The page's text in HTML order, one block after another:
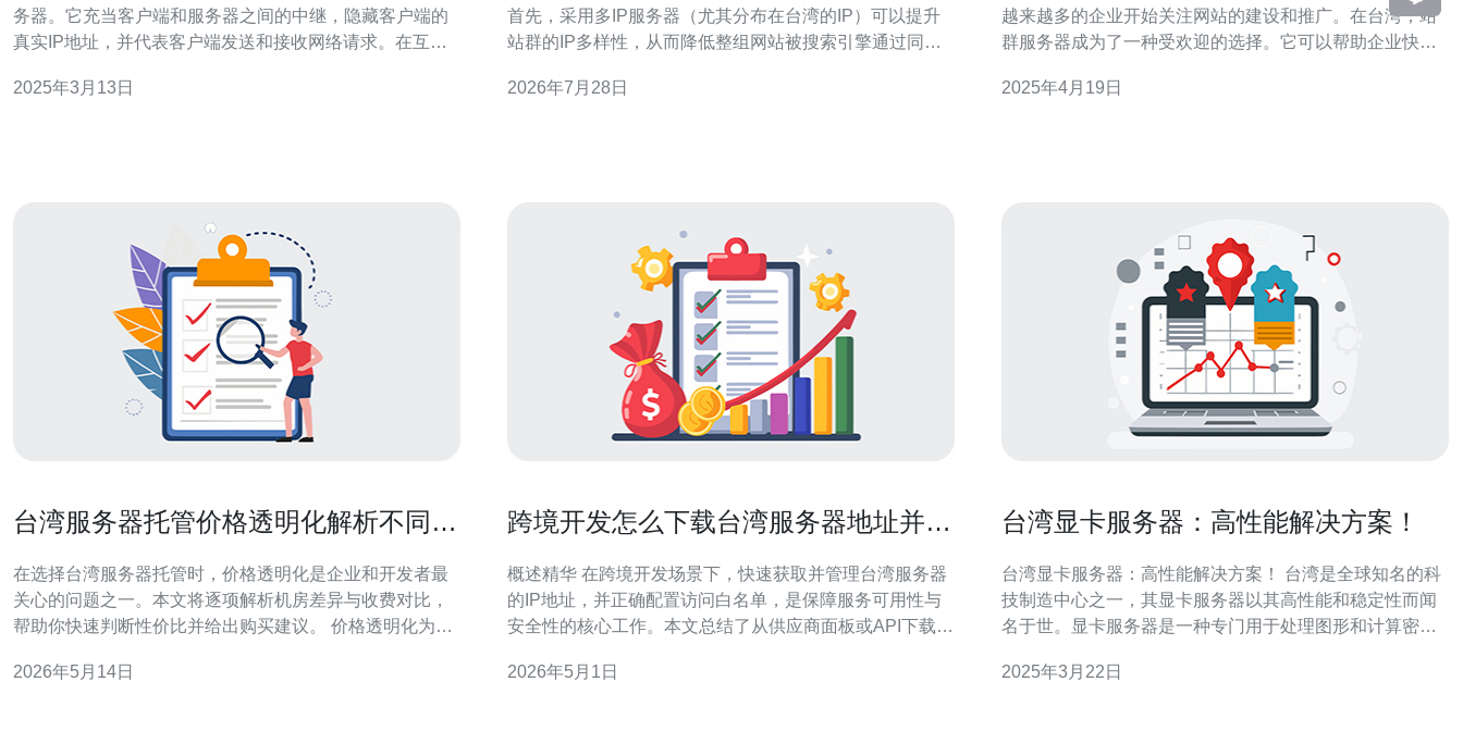
务器。它充当客户端和服务器之间的中继，隐藏客户端的
真实IP地址，并代表客户端发送和接收网络请求。在互联
隐私和绕过地理限制。 台湾代理服务器在市场上备受欢
2025年3月13日
首先，采用多IP服务器（尤其分布在台湾的IP）可以提升
站群的IP多样性，从而降低整组网站被搜索引擎通过同一
targeting），对面向台湾或华语用户的业务可以提升本地
2026年7月28日
越来越多的企业开始关注网站的建设和推广。在台湾，站
群服务器成为了一种受欢迎的选择。它可以帮助企业快速
本文将介绍台湾站群服务器的最佳选择。 台湾站群服务器
2025年4月19日
台湾服务器托管价格透明化解析不同机
在选择台湾服务器托管时，价格透明化是企业和开发者最
关心的问题之一。本文将逐项解析机房差异与收费对比，
帮助你快速判断性价比并给出购买建议。 价格透明化为何
用，容易造成后续运营成本不可控。了解明细能在采购时
2026年5月14日
跨境开发怎么下载台湾服务器地址并配
概述精华 在跨境开发场景下，快速获取并管理台湾服务器
的IP地址，并正确配置访问白名单，是保障服务可用性与
安全性的核心工作。本文总结了从供应商面板或API下载台
全组白名单的步骤、结合CDN与DDoS防御进行跨境加速
2026年5月1日
台湾显卡服务器：高性能解决方案！
台湾显卡服务器：高性能解决方案！ 台湾是全球知名的科
技制造中心之一，其显卡服务器以其高性能和稳定性而闻
名于世。显卡服务器是一种专门用于处理图形和计算密集
理大量数据和复杂计算时提供卓越的性能。台湾的显卡服
2025年3月22日